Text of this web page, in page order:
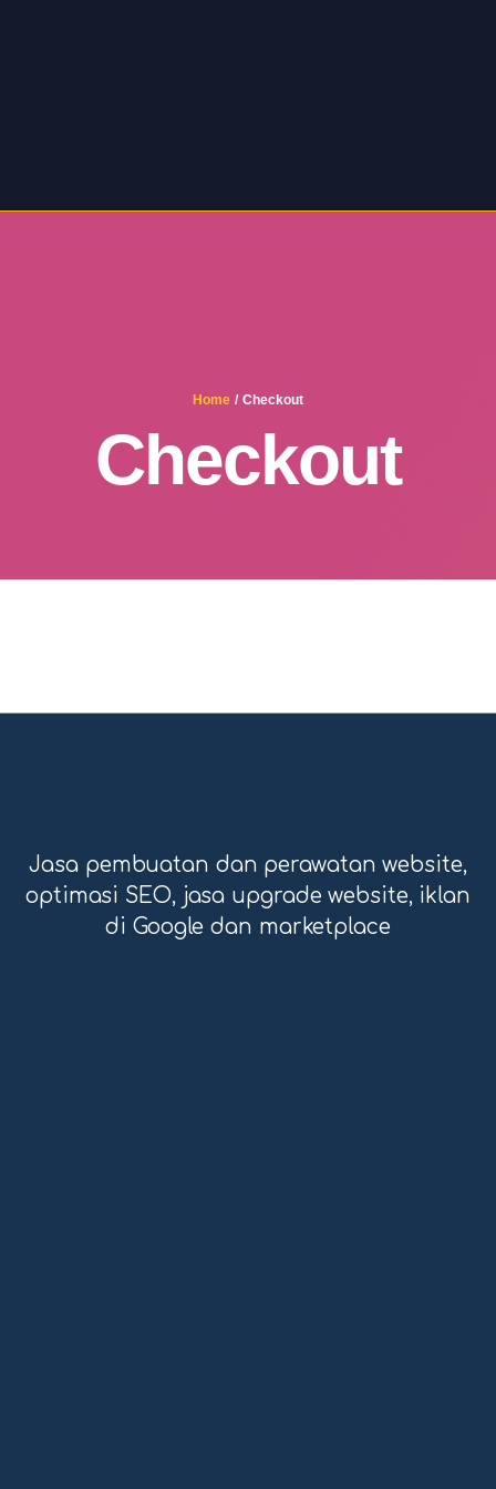
Home / Checkout
Checkout
Jasa pembuatan dan perawatan website,
optimasi SEO, jasa upgrade website, iklan
di Google dan marketplace